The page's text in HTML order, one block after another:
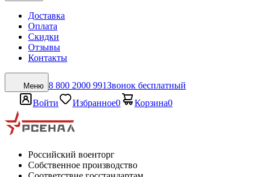
Доставка
Оплата
Скидки
Отзывы
Контакты
Меню 8 800 2000 991Звонок бесплатный
Войти
Избранное0 Корзина0
Российский военторг
Собственное производство